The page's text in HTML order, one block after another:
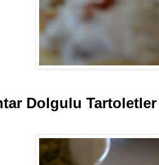
Dolgulu Tartoletler